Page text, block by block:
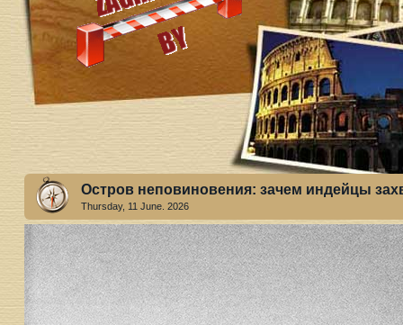
Остров неповиновения: зачем индейцы
Thursday, 11 June. 2026